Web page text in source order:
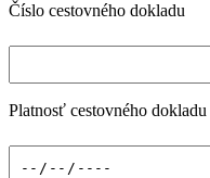
Číslo cestovného dokladu
Platnosť cestovného dokladu